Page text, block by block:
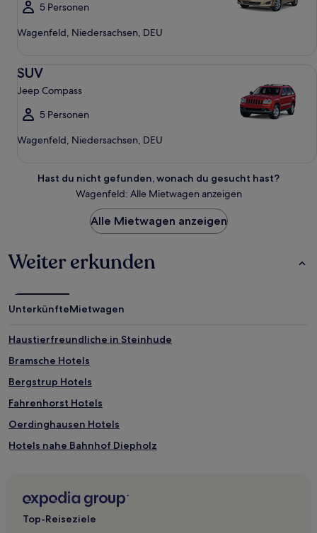
5 Personen
Wagenfeld, Niedersachsen, DEU
SUV
Jeep Compass
5 Personen
Wagenfeld, Niedersachsen, DEU
Hast du nicht gefunden, wonach du gesucht hast?
Wagenfeld: Alle Mietwagen anzeigen
Alle Mietwagen anzeigen
Weiter erkunden
UnterkünfteMietwagen
Haustierfreundliche in Steinhude
Bramsche Hotels
Bergstrup Hotels
Fahrenhorst Hotels
Oerdinghausen Hotels
Hotels nahe Bahnhof Diepholz
Holtrup Hotels
Top-Reiseziele